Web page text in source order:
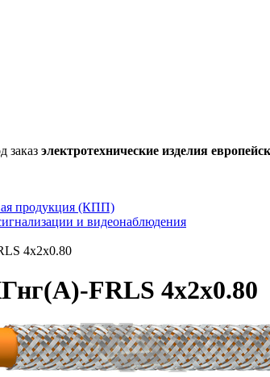
заказ электротехнические изделия
продукция (КПП)
и видеонаблюдения
4х2х0.80
FRLS 4х2х0.80